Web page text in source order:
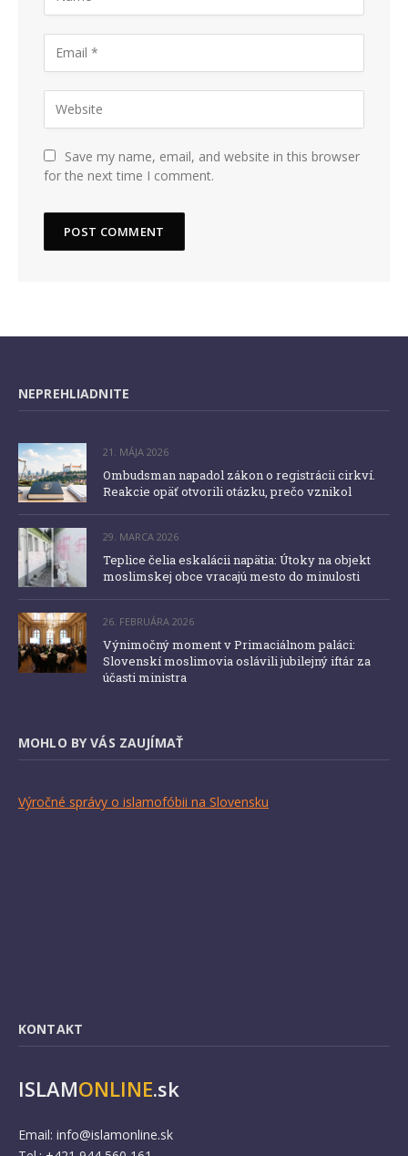
Save my name, email, and website in this browser
for the next time I comment.
NEPREHLIADNITE
21. MÁJA 2026
Ombudsman napadol zákon o registrácii cirkví.
Reakcie opäť otvorili otázku, prečo vznikol
29. MARCA 2026
Teplice čelia eskalácii napätia: Útoky na objekt
moslimskej obce vracajú mesto do minulosti
26. FEBRUÁRA 2026
Výnimočný moment v Primaciálnom paláci:
Slovenskí moslimovia oslávili jubilejný iftár za
účasti ministra
MOHLO BY VÁS ZAUJÍMAŤ
Výročné správy o islamofóbii na Slovensku
KONTAKT
ISLAMONLINE.sk
Email: info@islamonline.sk